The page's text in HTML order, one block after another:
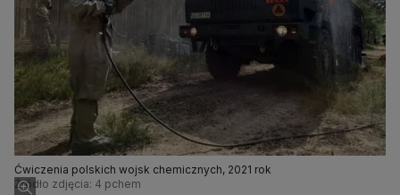
Ćwiczenia polskich wojsk chemicznych, 2021 rok
Źródło zdjęcia: 4 pchem